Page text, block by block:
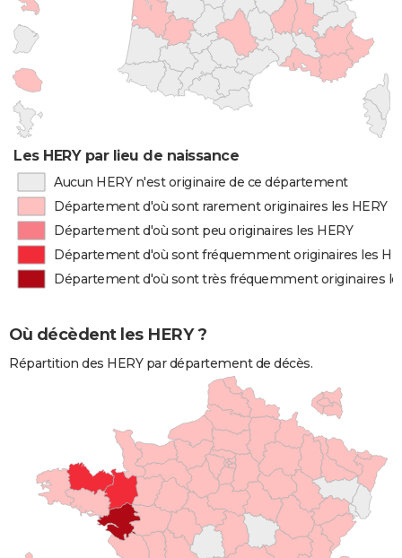
Les HERY par lieu de naissance
Aucun HERY n'est originaire de ce département
Département d'où sont rarement originaires les HERY
Département d'où sont peu originaires les HERY
Département d'où sont fréquemment originaires les
Département d'où sont très fréquemment originaires
Où décèdent les HERY ?
Répartition des HERY par département de décès.